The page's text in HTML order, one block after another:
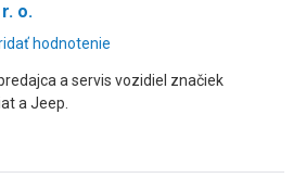
r. o.
hodnotenie
a servis vozidiel značiek
a Jeep.